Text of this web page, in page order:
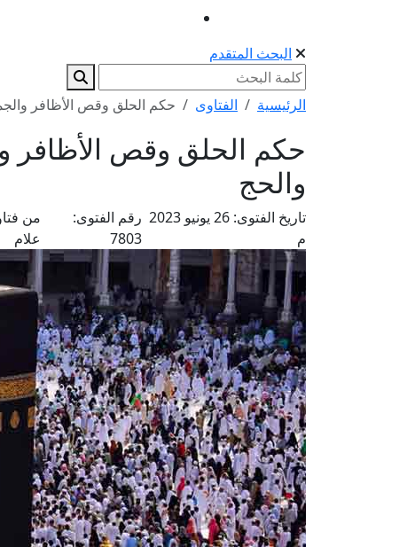
البحث المتقدم
الرئيسية الفتاوى حكم الحلق وقص الأظافر
حكم الحلق وقص الأظافر
والحج
تاريخ الفتوى:
26 يونيو 2023
م
رقم الفتوى:
7803
من
علام